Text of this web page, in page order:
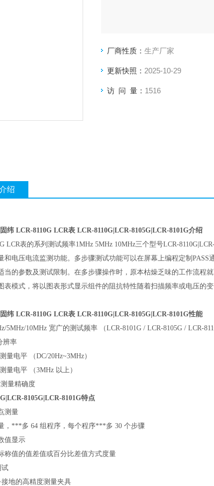
厂商性质： 生产厂家
更新快照： 2025-10-29
访 问 量： 1516
绍
纬 LCR-8110G LCR表 LCR-8110G|LCR-8105G|LCR-8101G介绍
LCR表的系列测试频率1MHz 5MHz 10MHz三个型号LCR-
和电压电流监测功能。多步骤测试功能可以在屏幕上编程定制
当的参数及测试限制。在多步骤操作时，原本枯燥乏味的工作流程
表模式，将以图表形式显示组件的阻抗特性随着扫描频率或电压的
纬 LCR-8110G LCR表 LCR-8110G|LCR-8105G|LCR-8101G性能
5MHz/10MHz 宽广的测试频率 （LCR-8101G / LCR-8105G / LCR-
辨率
量电平 （DC/20Hz~3MHz）
量电平 （3MHz 以上）
量精确度
8105G|LCR-8101G特点
测量
，***多 64 组程序，每个程序***多 30 个步骤
值显示
称值的值差值或百分比差值方式度量
试
接地的高精度测量夹具